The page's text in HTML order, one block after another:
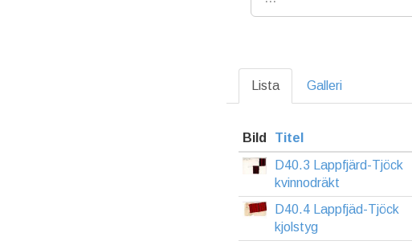
Lista Galleri
Bild
Titel
D40.3 Lappfjärd-Tjöck
kvinnodräkt
D40.4 Lappfjäd-Tjöck
kjolstyg